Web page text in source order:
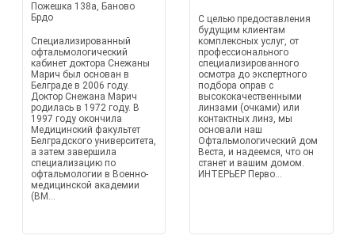
Пожешка 138a, Баново
Брдо
Специализированный
офтальмологический
кабинет доктора Снежаны
Марич был основан в
Белграде в 2006 году.
Доктор Снежана Марич
родилась в 1972 году. В
1997 году окончила
Медицинский факультет
Белградского университета,
а затем завершила
специализацию по
офтальмологии в Военно-
медицинской академии
(ВМ...
С целью предоставления
будущим клиентам
комплексных услуг, от
профессионального
специализированного
осмотра до экспертного
подбора оправ с
высококачественными
линзами (очками) или
контактных линз, мы
основали наш
Офтальмологический дом
Веста, и надеемся, что он
станет и вашим домом.
ИНТЕРЬЕР Перво...